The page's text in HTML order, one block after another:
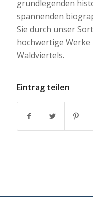
grundlegenden
spannenden
Sie durch unser
hochwertige Werke
Waldviertels.
Eintrag teilen